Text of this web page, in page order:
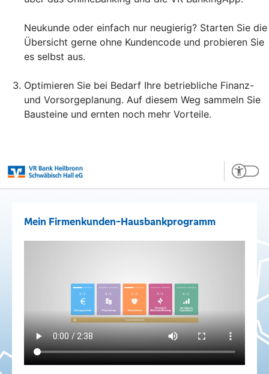
Neukunde oder einfach nur neugierig? Starten Sie die
Übersicht gerne ohne Kundencode und probieren Sie
es selbst aus.
Optimieren Sie bei Bedarf Ihre betriebliche Finanz-
und Vorsorgeplanung. Auf diesem Weg sammeln Sie
Bausteine und ernten noch mehr Vorteile.